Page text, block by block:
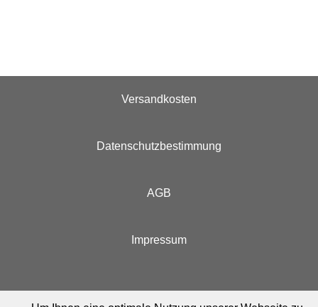
Versandkosten
Datenschutzbestimmung
AGB
Impressum